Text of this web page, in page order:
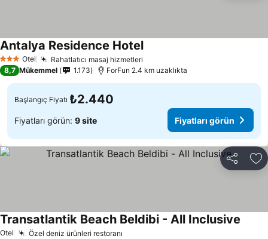
3 YıldızOtel Rahatlatıcı masaj hizmetleri
Antalya Residence HotelFiyatları görün
8,7 Mükemmel 1.173 ForFun 2.4 km uzaklıkta
Başlangıç Fiyatı ₺2.440
Fiyatları görün: 9 site Fiyatları görün
Paylaş
Otel Özel deniz ürünleri restoranı
Transatlantik Beach Beldibi - All Inclusive